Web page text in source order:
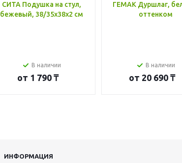
СИТА Подушка на стул,
бежевый, 38/35x38x2 см
В наличии
от 1 790 ₸
ГЕМАК Дуршлаг,
оттенком
В наличии
от 20 690 ₸
ИНФОРМАЦИЯ